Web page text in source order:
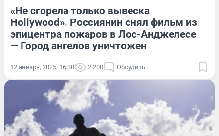
«Не сгорела только вывеска
Hollywood». Россиянин снял фильм из
эпицентра пожаров в Лос-Анджелесе
— Город ангелов уничтожен
12 января, 2025, 16:30 2 200 Обсудить